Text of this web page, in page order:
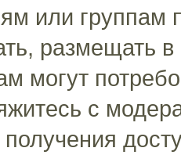
или группам
размещать
могут
с